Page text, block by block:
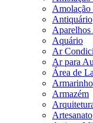
Amolação
Antiquário
Aquário
Ar
Ar para
Área de
Armarinho
Armazém
Artesanato